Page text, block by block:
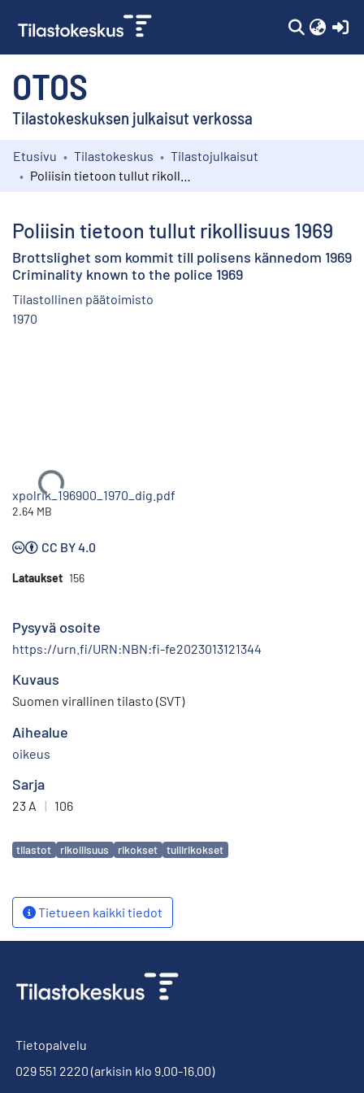
OTOS
Tilastokeskuksen julkaisut verkossa
Kokoelmat
Etusivu Tilastokeskus
Tilastojulkaisut
Poliisin tietoon tullut rikollisuus 1969
Brottslighet som kommit till polisens kännedom 1969
Criminality known to the police 1969
Tilastollinen päätoimisto
1970
Ladataan...
xpolrik_196900_1970_dig.pdf
2.64 MB
CC BY 4.0
Lataukset 156
Pysyvä osoite
https://urn.fi/URN:NBN:fi-fe2023013121344
Kuvaus
Suomen virallinen tilasto (SVT)
Aihealue
oikeus
Sarja
23 A | 106
Avainsanat
tilastot rikollisuus rikokset tullirikokset
Tietueen kaikki tiedot
Tietopalvelu
029 551 2220 (arkisin klo 9.00-16.00)